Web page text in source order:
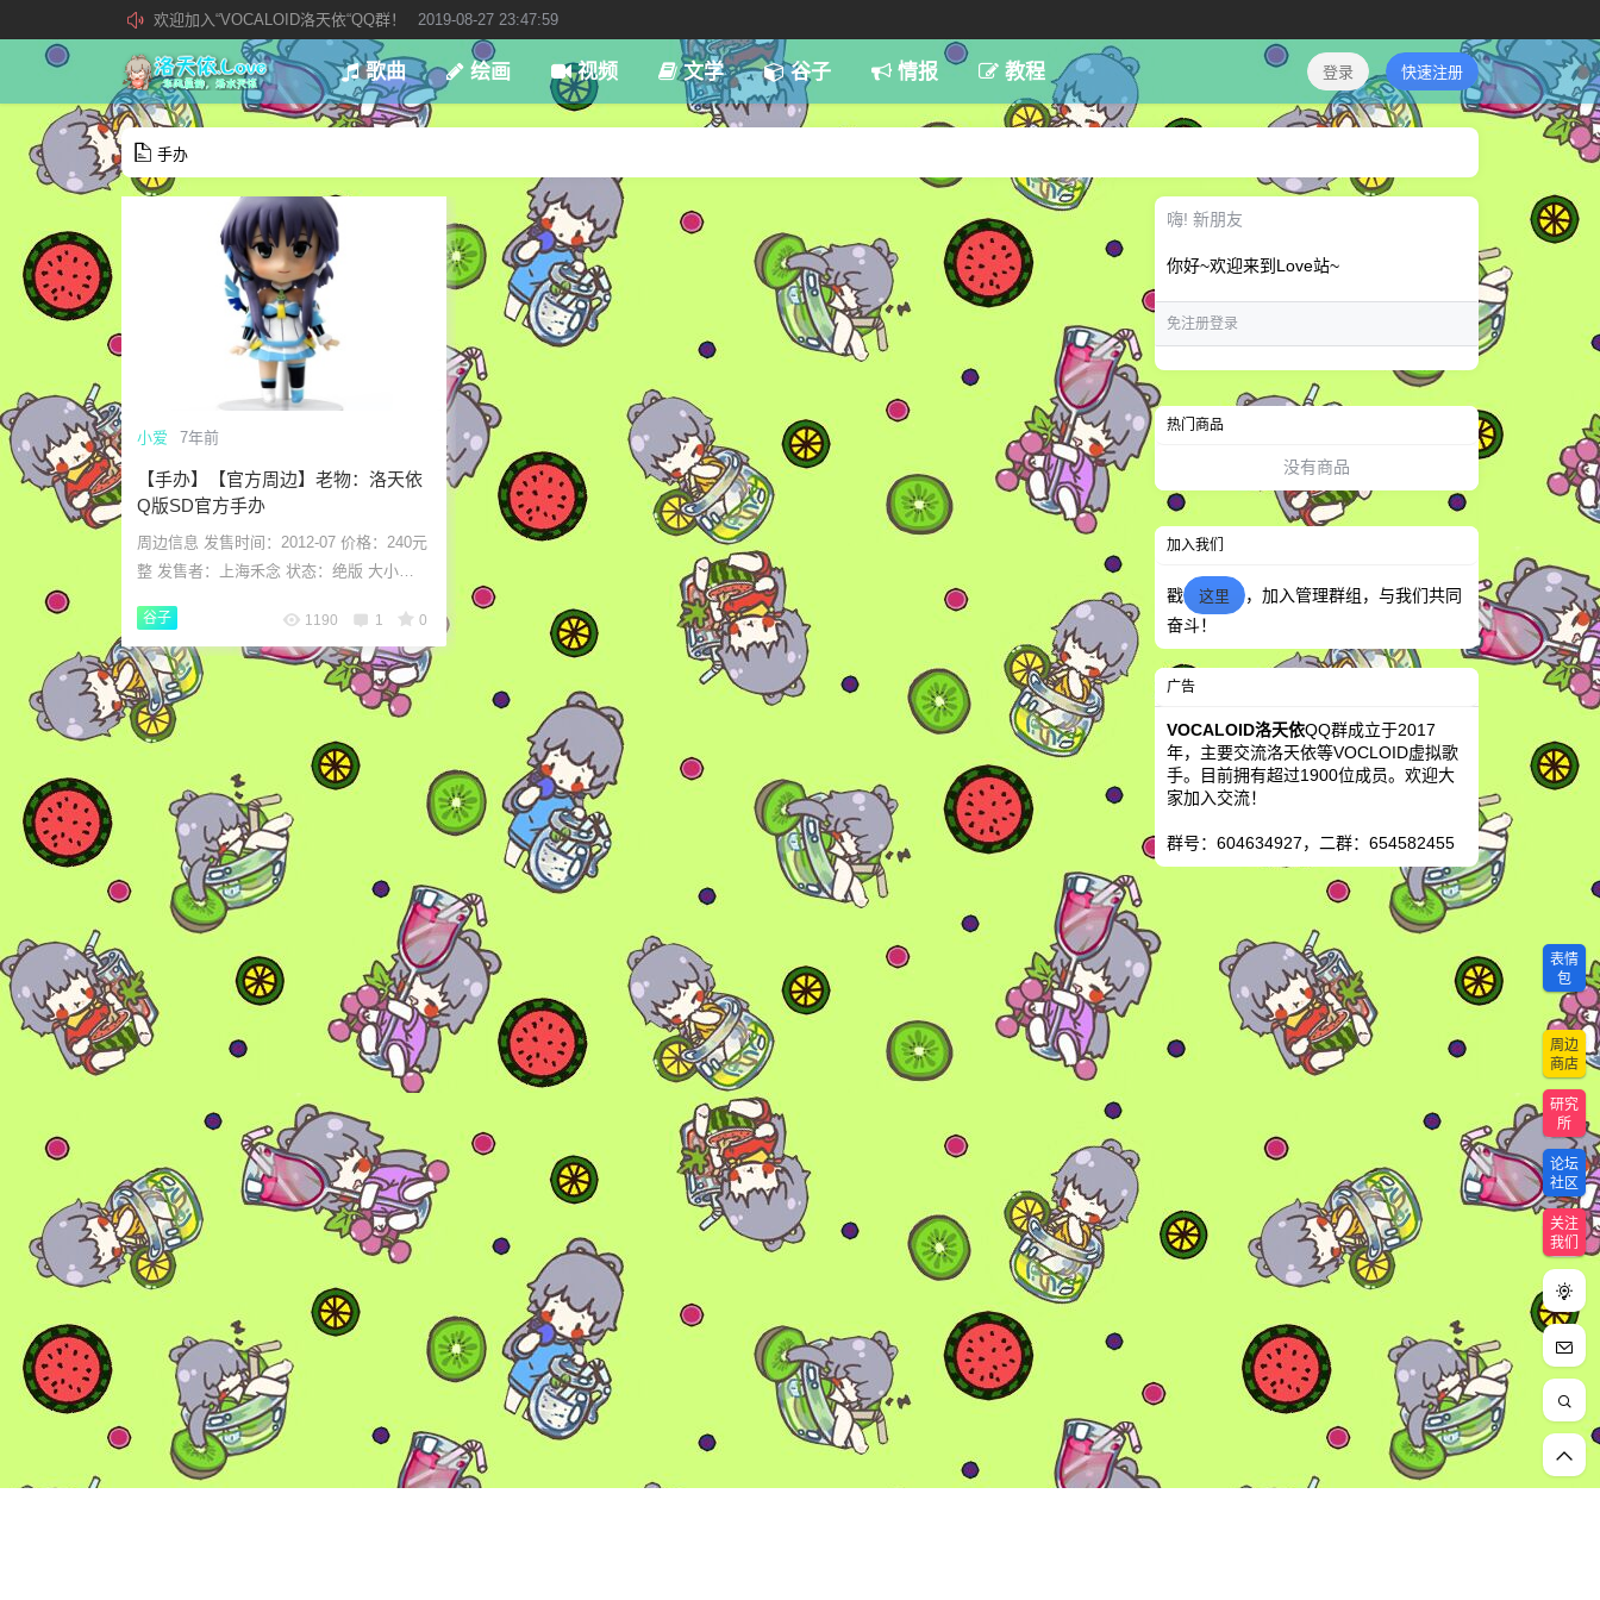
欢迎加入“VOCALOID洛天依“QQ群！
2019-08-27 23:47:59
加入本站管理团队
2019-08-21 02:23:34
新 • 文章发布须知
2021-09-14 13:07:34
歌曲 绘画 视频 文学 谷子 情报 教程 登录 快速注册
手办
小爱 7年前
【手办】【官方周边】老物：洛天依
Q版SD官方手办
周边信息 发售时间：2012-07 价格：240元
整 发售者：上海禾念 状态：绝版 大小：1
谷子 1190 1 0
嗨! 新朋友
你好~欢迎来到Love站~
免注册登录
热门商品
没有商品
加入我们
戳 这里
，加入管理群组，与我们共同
奋斗！
广告
VOCALOID洛天依QQ群成立于2017
年，主要交流洛天依等VOCLOID虚拟歌
手。目前拥有超过1900位成员。欢迎大
家加入交流！
群号：604634927，二群：654582455
您没有权限发布内容，请购买会员或者提升权
6位以上
6位以上
找回 已有帐号？
表情
包
周边
商店
研究
所
论坛
社区
关注
我们